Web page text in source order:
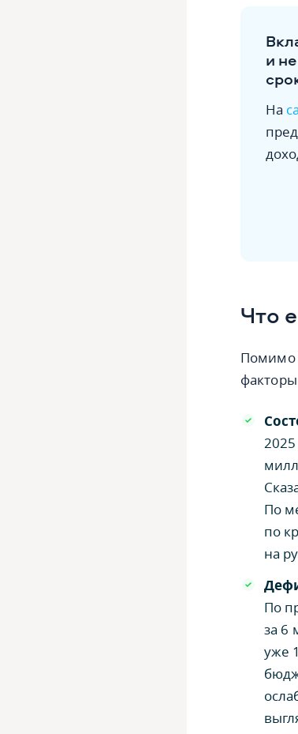
и
На
Что
Помимо
По
по
на
По
за 6
уже